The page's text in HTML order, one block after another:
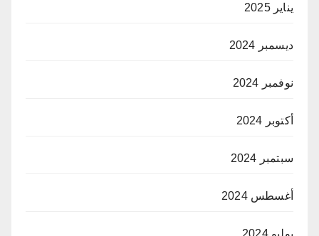
يناير 2025
ديسمبر 2024
نوفمبر 2024
أكتوبر 2024
سبتمبر 2024
أغسطس 2024
يوليو 2024